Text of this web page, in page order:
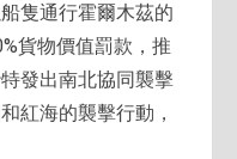
隻通行霍爾木茲的
貨物價值罰款，推
發出南北協同襲擊
紅海的襲擊行動，